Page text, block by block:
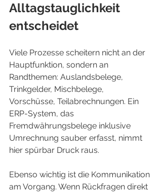
Alltagstauglichkeit
entscheidet
Viele Prozesse scheitern nicht an der
Hauptfunktion, sondern an
Randthemen: Auslandsbelege,
Trinkgelder, Mischbelege,
Vorschüsse, Teilabrechnungen. Ein
ERP-System, das
Fremdwährungsbelege inklusive
Umrechnung sauber erfasst, nimmt
hier spürbar Druck raus.
Ebenso wichtig ist die Kommunikation
am Vorgang. Wenn Rückfragen direkt